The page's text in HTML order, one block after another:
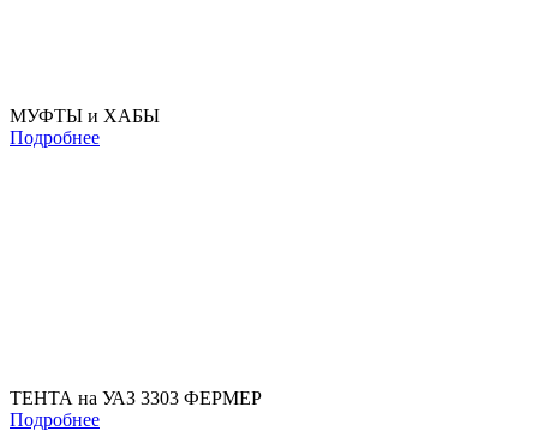
МУФТЫ и ХАБЫ
Подробнее
ТЕНТА на УАЗ 3303 ФЕРМЕР
Подробнее